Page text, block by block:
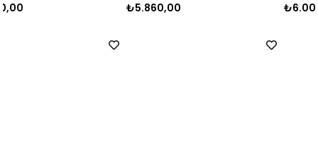
₺5.860,00 ₺6.000,00